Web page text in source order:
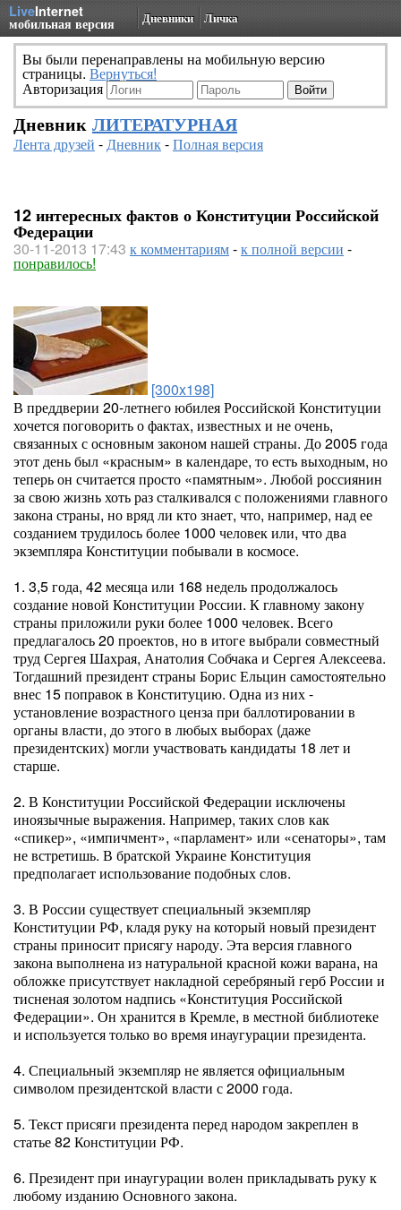
LiveInternet
мобильная версия Дневники Личка
Вы были перенаправлены на мобильную версию
страницы. Вернуться!
Авторизация
Дневник ЛИТЕРАТУРНАЯ
Лента друзей -Дневник-Полная версия
12 интересных фактов о Конституции Российской
Федерации
30-11-2013 17:43 к комментариям-к полной версии -
понравилось!
[300x198]
В преддверии 20-летнего юбилея Российской Конституции
хочется поговорить о фактах, известных и не очень,
связанных с основным законом нашей страны. До 2005 года
этот день был «красным» в календаре, то есть выходным, но
теперь он считается просто «памятным». Любой россиянин
за свою жизнь хоть раз сталкивался с положениями главного
закона страны, но вряд ли кто знает, что, например, над ее
созданием трудилось более 1000 человек или, что два
экземпляра Конституции побывали в космосе.
1. 3,5 года, 42 месяца или 168 недель продолжалось
создание новой Конституции России. К главному закону
страны приложили руки более 1000 человек. Всего
предлагалось 20 проектов, но в итоге выбрали совместный
труд Сергея Шахрая, Анатолия Собчака и Сергея Алексеева.
Тогдашний президент страны Борис Ельцин самостоятельно
внес 15 поправок в Конституцию. Одна из них -
установление возрастного ценза при баллотировании в
органы власти, до этого в любых выборах (даже
президентских) могли участвовать кандидаты 18 лет и
старше.
2. В Конституции Российской Федерации исключены
иноязычные выражения. Например, таких слов как
«спикер», «импичмент», «парламент» или «сенаторы», там
не встретишь. В братской Украине Конституция
предполагает использование подобных слов.
3. В России существует специальный экземпляр
Конституции РФ, кладя руку на который новый президент
страны приносит присягу народу. Эта версия главного
закона выполнена из натуральной красной кожи варана, на
обложке присутствует накладной серебряный герб России и
тисненая золотом надпись «Конституция Российской
Федерации». Он хранится в Кремле, в местной библиотеке
и используется только во время инаугурации президента.
4. Специальный экземпляр не является официальным
символом президентской власти с 2000 года.
5. Текст присяги президента перед народом закреплен в
статье 82 Конституции РФ.
6. Президент при инаугурации волен прикладывать руку к
любому изданию Основного закона.